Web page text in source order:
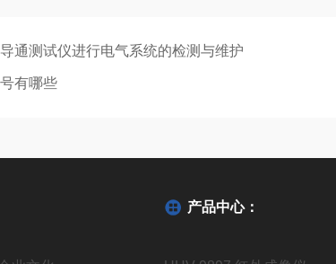
通测试仪进行电气系统的检测与维护
有哪些
产品中心：